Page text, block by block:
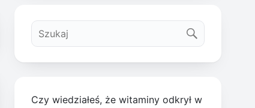
Czy wiedziałeś, że witaminy odkrył w